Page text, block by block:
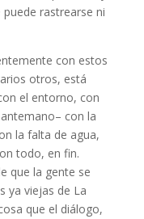
rastrearse ni
con estos
otros, está
el entorno, con
con la
la falta de agua,
todo, en fin.
que la gente se
ya viejas de La
que el diálogo,